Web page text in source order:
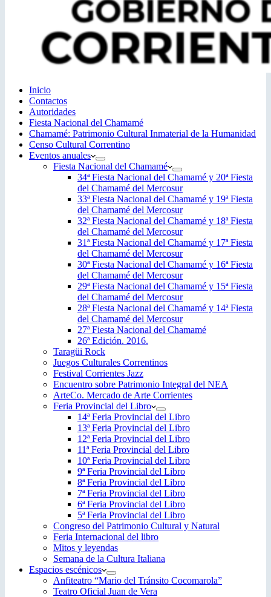
Inicio
Contactos
Autoridades
Fiesta Nacional del Chamamé
Chamamé: Patrimonio Cultural Inmaterial de la Humanidad
Censo Cultural Correntino
Eventos anuales
Fiesta Nacional del Chamamé
34ª Fiesta Nacional del Chamamé y 20ª Fiesta
del Chamamé del Mercosur
33ª Fiesta Nacional del Chamamé y 19ª Fiesta
del Chamamé del Mercosur
32ª Fiesta Nacional del Chamamé y 18ª Fiesta
del Chamamé del Mercosur
31ª Fiesta Nacional del Chamamé y 17ª Fiesta
del Chamamé del Mercosur
30ª Fiesta Nacional del Chamamé y 16ª Fiesta
del Chamamé del Mercosur
29ª Fiesta Nacional del Chamamé y 15ª Fiesta
del Chamamé del Mercosur
28ª Fiesta Nacional del Chamamé y 14ª Fiesta
del Chamamé del Mercosur
27ª Fiesta Nacional del Chamamé
26ª Edición. 2016.
Taragüi Rock
Juegos Culturales Correntinos
Festival Corrientes Jazz
Encuentro sobre Patrimonio Integral del NEA
ArteCo. Mercado de Arte Corrientes
Feria Provincial del Libro
14ª Feria Provincial del Libro
13ª Feria Provincial del Libro
12ª Feria Provincial del Libro
11ª Feria Provincial del Libro
10ª Feria Provincial del Libro
9ª Feria Provincial del Libro
8ª Feria Provincial del Libro
7ª Feria Provincial del Libro
6ª Feria Provincial del Libro
5ª Feria Provincial del Libro
Congreso del Patrimonio Cultural y Natural
Feria Internacional del libro
Mitos y leyendas
Semana de la Cultura Italiana
Espacios escénicos
Anfiteatro “Mario del Tránsito Cocomarola”
Teatro Oficial Juan de Vera